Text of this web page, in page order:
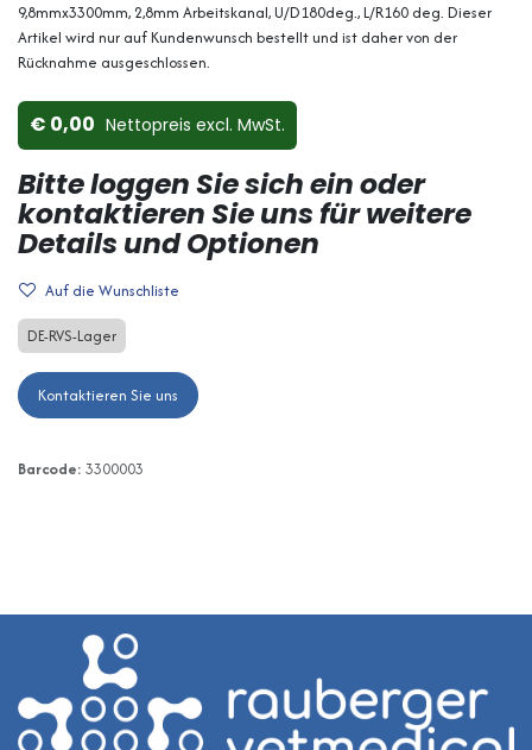
9,8mmx3300mm, 2,8mm Arbeitskanal, U/D180deg., L/R160 deg. Dieser
Artikel wird nur auf Kundenwunsch bestellt und ist daher von der
Rücknahme ausgeschlossen.
0,00 Nettopreis ex​cl. MwSt.
Bitte loggen Sie sich ein oder
kontaktieren Sie uns für weitere
Details und Optionen
Auf die Wunschliste
DE-RVS-Lager
Kontaktieren Sie uns
Barcode: 3300003